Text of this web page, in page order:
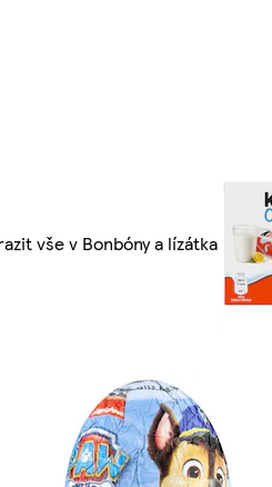
vše v Bonbóny a lízátka